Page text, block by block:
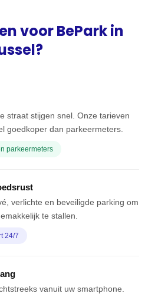
voor BePark in
straat stijgen snel. Onze tarieven
goedkoper dan parkeermeters.
parkeermeters
verlichte en beveiligde parking om
te stallen.
24/7
vanuit uw smartphone.